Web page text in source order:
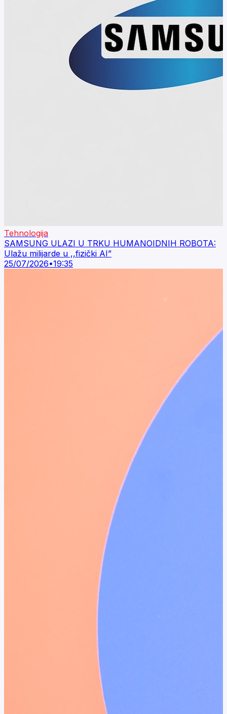
Tehnologija
SAMSUNG ULAZI U TRKU HUMANOIDNIH ROBOTA:
Ulažu milijarde u ,,fizički AI”
25/07/2026•19:35